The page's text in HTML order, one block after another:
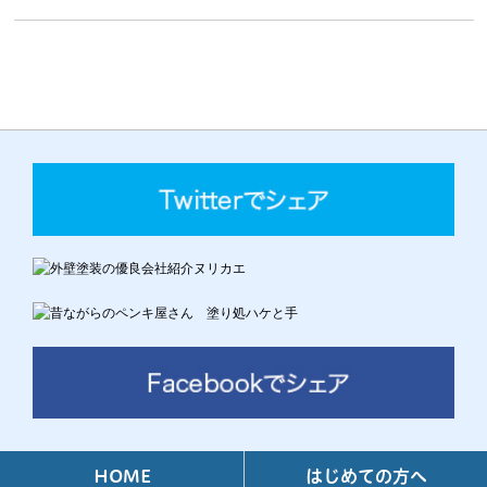
HOME はじめての方へ